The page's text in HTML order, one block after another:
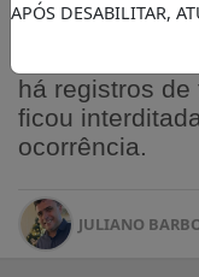
Sorocaba
há registros
ficou
ocorrência.
JULIANO
APÓS DESABILITAR,